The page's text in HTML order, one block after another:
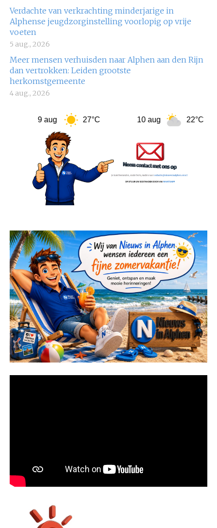
Verdachte van verkrachting minderjarige in
Alphense jeugdzorginstelling voorlopig op vrije
voeten
5 aug., 2026
Meer mensen verhuisden naar Alphen aan den Rijn
dan vertrokken: Leiden grootste
herkomstgemeente
4 aug., 2026
27°C 22°C